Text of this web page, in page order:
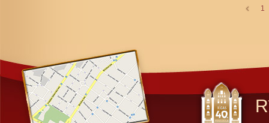
1